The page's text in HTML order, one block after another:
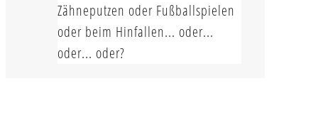
Zähneputzen oder Fußballspielen
oder beim Hinfallen... oder...
oder... oder?